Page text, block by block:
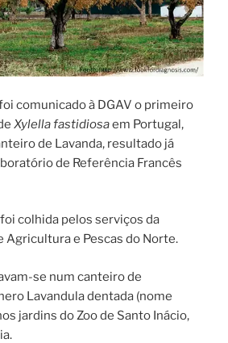
comunicado à DGAV o primeiro
Xylella fastidiosaem Portugal,
de Lavanda, resultado já
de Referência Francês
colhida pelos serviços da
Agricultura e Pescas do Norte.
se num canteiro de
Lavandula dentada (nome
jardins do Zoo de Santo Inácio,